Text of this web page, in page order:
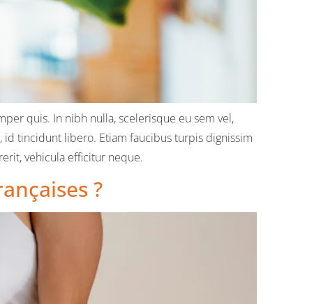
quis. In nibh nulla, scelerisque eu sem vel,
tincidunt libero. Etiam faucibus turpis dignissim
vehicula efficitur neque.
?